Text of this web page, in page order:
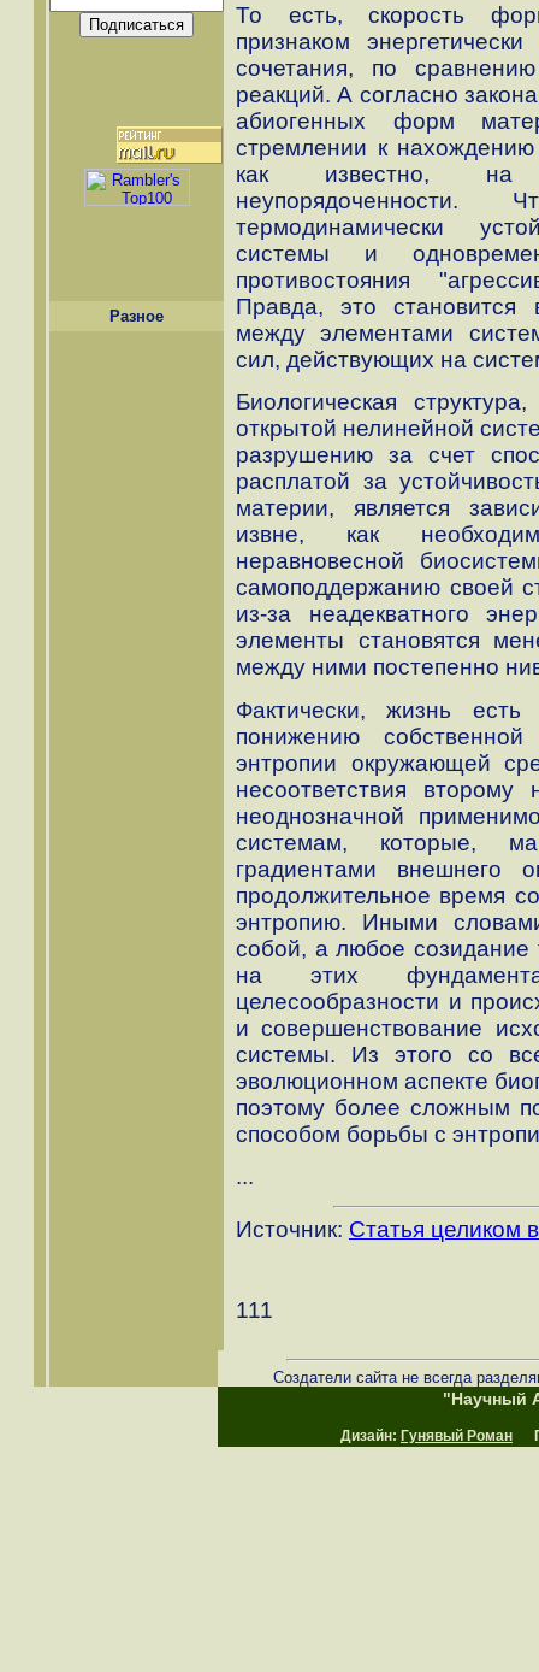
Разное
То есть, скорость
признаком
сочетания, по
реакций. А согласно
абиогенных форм
стремлении к
как известно, на
термодинамически
системы и
противостояния
Правда, это становится
между элементами
сил, действующих на
Биологическая
открытой нелинейной
разрушению за счет
расплатой за
материи, является
извне, как
неравновесной
самоподдержанию своей
из-за неадекватного
элементы становятся
между ними постепенно
Фактически, жизнь
понижению
энтропии окружающей
несоответствия
неоднозначной
системам, которые,
градиентами внешнего
продолжительное время
энтропию. Иными
собой, а любое созидание
на этих
целесообразности и
и совершенствование
системы. Из этого со
эволюционном аспекте
поэтому более сложным
способом борьбы с
...
Источник: Статья целиком
111
Создатели сайта не всегда
"Научный
Дизайн: Гунявый Роман